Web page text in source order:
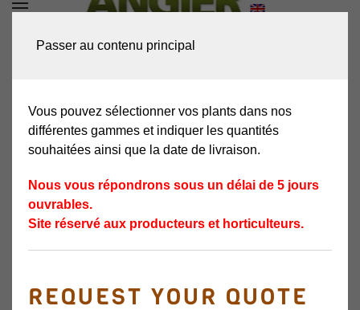
Passer au contenu principal
DEMANDEZ VOTRE
Vous pouvez sélectionner vos plants dans nos
différentes gammes et indiquer les quantités
souhaitées ainsi que la date de livraison.
Nous vous répondrons sous un délai de 5 jours
ouvrables.
Site réservé aux producteurs et horticulteurs.
REQUEST YOUR QUOTE